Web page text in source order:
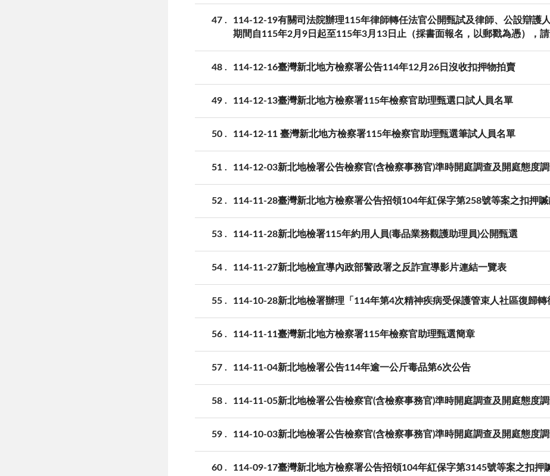
47
114-12-19有關司法院辦理115年律師轉任法官公開甄試及律師、公設辯護
期間自115年2月9日起至115年3月13日止（採書面報名，以郵戳為憑），請
48 114-12-16臺灣新北地方檢察署公告114年12月26日沒收扣押物拍賣
49 114-12-13臺灣新北地方檢察署115年檢察官助理甄選口試人員名單
50 114-12-11 臺灣新北地方檢察署115年檢察官助理甄選筆試人員名單
51 114-12-03新北地檢署公告檢察官(含檢察事務官)準時開庭調查及開庭態度
52 114-11-28臺灣新北地方檢察署公告招領104年紅保字第258號等案之扣押贓
53 114-11-28新北地檢署115年約用人員(毒品業務觀護助理員)公開甄選
54 114-11-27新北地檢宣導內政部警政署之反詐宣導影片連結一覽表
55 114-10-28新北地檢署辦理「114年第4次精神疾病受保護管束人社區復歸轉
56 114-11-11臺灣新北地方檢察署115年檢察官助理甄選簡章
57 114-11-04新北地檢署公告114年逾一公斤毒品第6次公告
58 114-11-05新北地檢署公告檢察官(含檢察事務官)準時開庭調查及開庭態度
59 114-10-03新北地檢署公告檢察官(含檢察事務官)準時開庭調查及開庭態度
60 114-09-17臺灣新北地方檢察署公告招領104年紅保字第3145號等案之扣押